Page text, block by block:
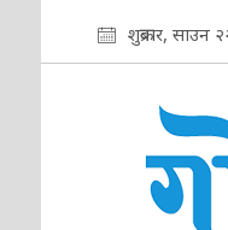
शुक्रबार, साउन